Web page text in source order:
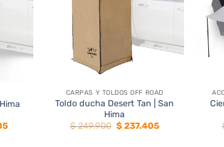
El
CARPAS Y TOLDOS OFF ROAD
Toldo ducha Desert Tan | San
Hima
$249.900 El
$ 237.405El